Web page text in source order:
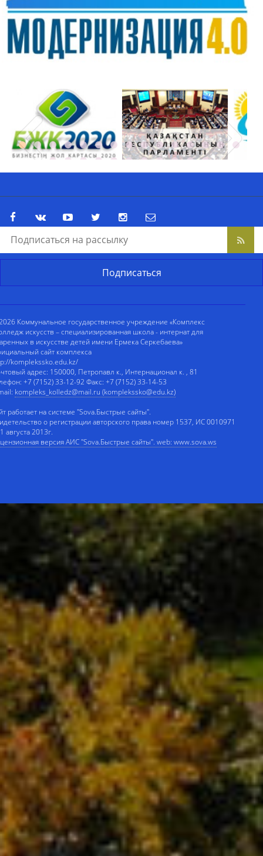
Коммунальное государственное учреждение «Комплекс
искусств – специализированная школа - интернат для
в искусстве детей имени Ермека Серкебаева»
сайт комплекса
komplekssko.edu.kz/
адрес: 150000, Петропавл к., Интернационал к. , 81
+7 (7152) 33-12-92 Факс: +7 (7152) 33-14-53
kompleks_kolledz@mail.ru (komplekssko@edu.kz)
работает на системе "Sova.Быстрые сайты".
о регистрации авторского права номер 1537, ИС 0010971
августа 2013г.
версия АИС "Sova.Быстрые сайты". web: www.sova.ws